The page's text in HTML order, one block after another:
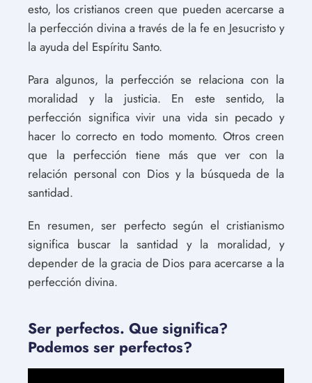
esto, los cristianos creen que pueden acercarse a
la perfección divina a través de la fe en Jesucristo y
la ayuda del Espíritu Santo.
Para algunos, la perfección se relaciona con la
moralidad y la justicia. En este sentido, la
perfección significa vivir una vida sin pecado y
hacer lo correcto en todo momento. Otros creen
que la perfección tiene más que ver con la
relación personal con Dios y la búsqueda de la
santidad.
En resumen, ser perfecto según el cristianismo
significa buscar la santidad y la moralidad, y
depender de la gracia de Dios para acercarse a la
perfección divina.
Ser perfectos. Que significa?
Podemos ser perfectos?